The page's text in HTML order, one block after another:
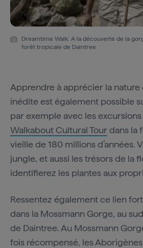
Dreamtime Walk: A la découverte de la
forêt tropicale de Daintree
Apprendre à apprécier la nature
inédite est également possible
par exemple avec les
Walkabout Cultural Tourdans la
vieille de 180 millions d’années.
jungle, et aussi les trésors de la
identifierez les plantes aux
Ressentez également ce lien
dans la Mossmann Gorge, au
de Daintree. Au Mossmann
fois récompensé, les